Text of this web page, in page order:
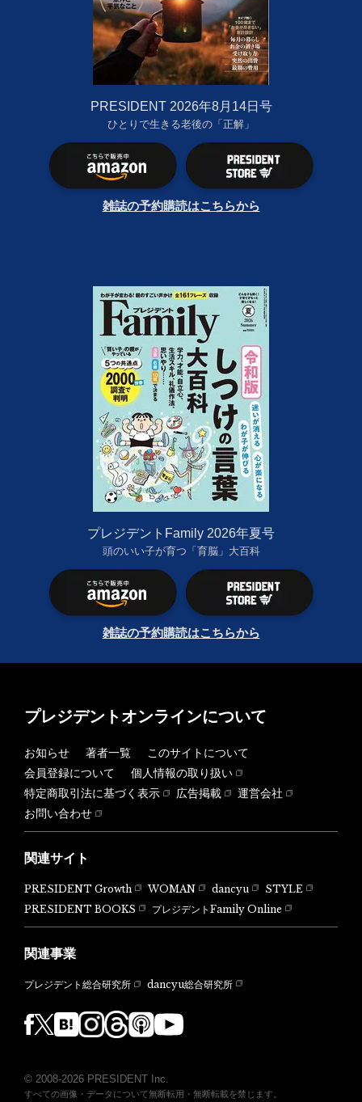
PRESIDENT 2026年8月14日号
ひとりで生きる老後の「正解」
雑誌の予約購読はこちらから
プレジデントFamily 2026年夏号
頭のいい子が育つ「育脳」大百科
雑誌の予約購読はこちらから
プレジデントオンラインについて
お知らせ 著者一覧
このサイトについて
会員登録について
個人情報の取り扱い
特定商取引法に基づく表示
広告掲載
運営会社
お問い合わせ
関連サイト
PRESIDENT Growth WOMAN dancyu
STYLE
PRESIDENT BOOKS
プレジデントFamily Online
関連事業
プレジデント総合研究所 dancyu総合研究所
© 2008-2026 PRESIDENT Inc.
すべての画像・データについて無断転用・無断転載を禁じます。